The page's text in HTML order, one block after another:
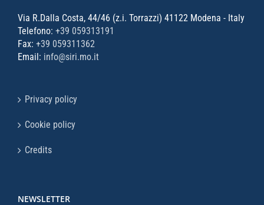
Via R.Dalla Costa, 44/46 (z.i. Torrazzi) 41122 Modena - Italy
Telefono: +39 059313191
Fax: +39 059311362
Email: info@siri.mo.it
Privacy policy
Cookie policy
Credits
NEWSLETTER